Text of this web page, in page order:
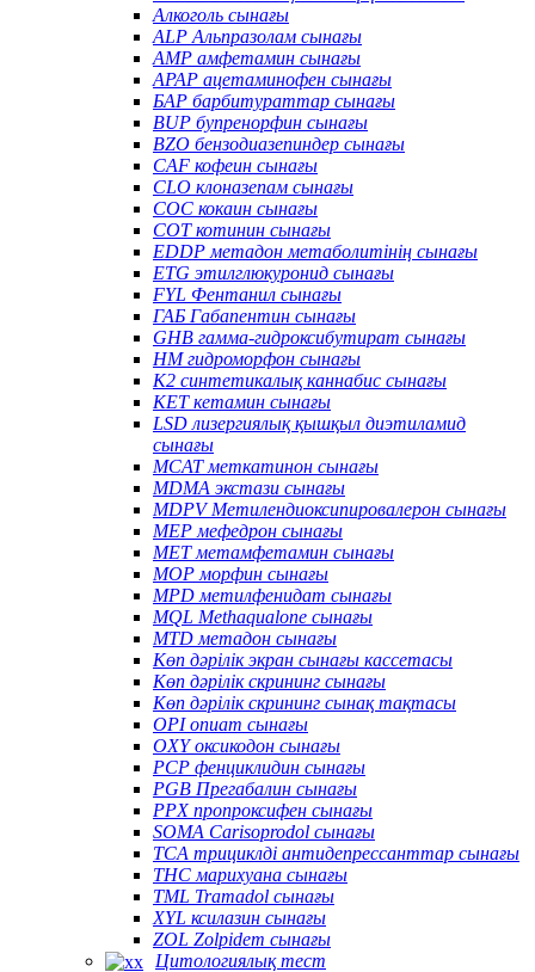
Алкоголь сынағы
ALP Альпразолам сынағы
AMP амфетамин сынағы
APAP ацетаминофен сынағы
БАР барбитураттар сынағы
BUP бупренорфин сынағы
BZO бензодиазепиндер сынағы
CAF кофеин сынағы
CLO клоназепам сынағы
COC кокаин сынағы
COT котинин сынағы
EDDP метадон метаболитінің сынағы
ETG этилглюкуронид сынағы
FYL Фентанил сынағы
ГАБ Габапентин сынағы
GHB гамма-гидроксибутират сынағы
HM гидроморфон сынағы
K2 синтетикалық каннабис сынағы
KET кетамин сынағы
LSD лизергиялық қышқыл диэтиламид
сынағы
MCAT меткатинон сынағы
MDMA экстази сынағы
MDPV Метилендиоксипировалерон сынағы
MEP мефедрон сынағы
MET метамфетамин сынағы
MOP морфин сынағы
MPD метилфенидат сынағы
MQL Methaqualone сынағы
MTD метадон сынағы
Көп дәрілік экран сынағы кассетасы
Көп дәрілік скрининг сынағы
Көп дәрілік скрининг сынақ тақтасы
OPI опиат сынағы
OXY оксикодон сынағы
PCP фенциклидин сынағы
PGB Прегабалин сынағы
PPX пропроксифен сынағы
SOMA Carisoprodol сынағы
TCA трициклді антидепрессанттар сынағы
THC марихуана сынағы
TML Tramadol сынағы
XYL ксилазин сынағы
ZOL Zolpidem сынағы
Цитологиялық тест